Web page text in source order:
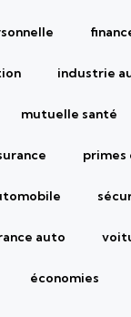
industrie
mutuelle santé
primes
auto
économies